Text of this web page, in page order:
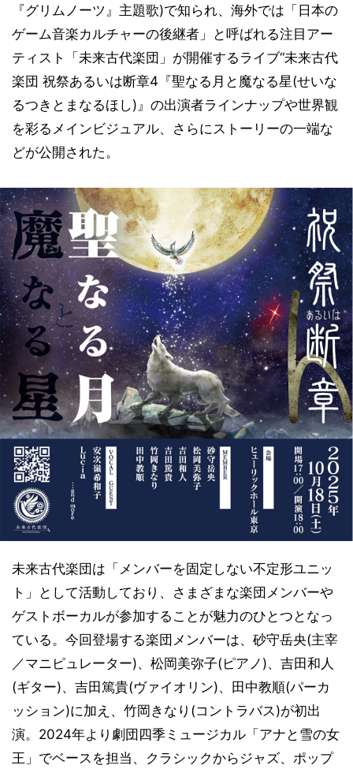
『グリムノーツ』主題歌)で知られ、海外では「日本の
ゲーム音楽カルチャーの後継者」と呼ばれる注目アー
ティスト「未来古代楽団」が開催するライブ“未来古代
楽団 祝祭あるいは断章4『聖なる月と魔なる星(せいな
るつきとまなるほし)』の出演者ラインナップや世界観
を彩るメインビジュアル、さらにストーリーの一端な
どが公開された。
未来古代楽団は「メンバーを固定しない不定形ユニッ
ト」として活動しており、さまざまな楽団メンバーや
ゲストボーカルが参加することが魅力のひとつとなっ
ている。今回登場する楽団メンバーは、砂守岳央(主宰
／マニピュレーター)、松岡美弥子(ピアノ)、吉田和人
(ギター)、吉田篤貴(ヴァイオリン)、田中教順(パーカ
ッション)に加え、竹岡きなり(コントラバス)が初出
演。2024年より劇団四季ミュージカル「アナと雪の女
王」でベースを担当、クラシックからジャズ、ポップ